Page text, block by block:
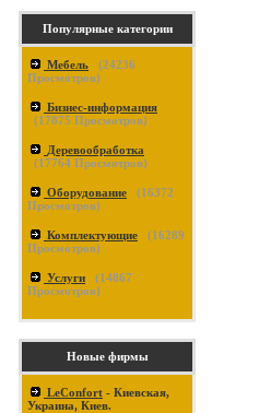
Популярные категории
Мебель (24236
Просмотров)
Бизнес-информация
(17875 Просмотров)
Деревообработка
(17764 Просмотров)
Оборудование (16372
Просмотров)
Комплектующие (16289
Просмотров)
Услуги (14867
Просмотров)
Новые фирмы
LeConfort - Киевская,
Украина, Киев.